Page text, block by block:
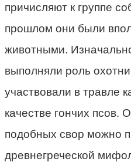
причисляют к группе
прошлом они были
животными.
выполняли роль
участвовали в травле
качестве гончих псов.
подобных свор можно
древнегреческой